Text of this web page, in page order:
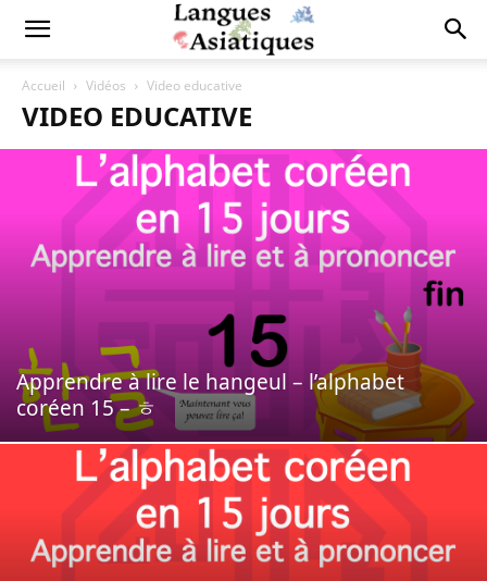
Accueil Vidéos Video educative
VIDEO EDUCATIVE
Apprendre à lire le hangeul – l’alphabet
coréen 15 – ㅎ